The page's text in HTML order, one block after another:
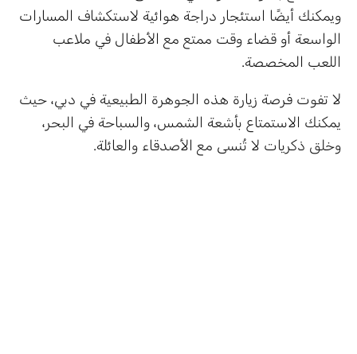
ويمكنك أيضًا استئجار دراجة هوائية لاستكشاف المسارات
الواسعة أو قضاء وقت ممتع مع الأطفال في ملاعب
اللعب المخصصة.
لا تفوت فرصة زيارة هذه الجوهرة الطبيعية في دبي، حيث
يمكنك الاستمتاع بأشعة الشمس، والسباحة في البحر،
وخلق ذكريات لا تُنسى مع الأصدقاء والعائلة.